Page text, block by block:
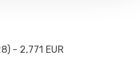
- 2,771 EUR